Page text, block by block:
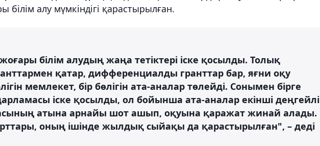
білім алу мүмкіндігі қарастырылған.
білім алудың жаңа тетіктері іске қосылды. Толық
қатар, дифференциалды гранттар бар, яғни оқу
мемлекет, бір бөлігін ата-аналар төлейді. Сонымен бірге
іске қосылды, ол бойынша ата-аналар екінші деңгейлі
атына арнайы шот ашып, оқуына қаражат жинай алады.
оның ішінде жылдық сыйақы да қарастырылған", – деді